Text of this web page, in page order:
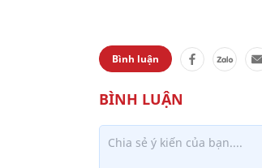
Bình luận